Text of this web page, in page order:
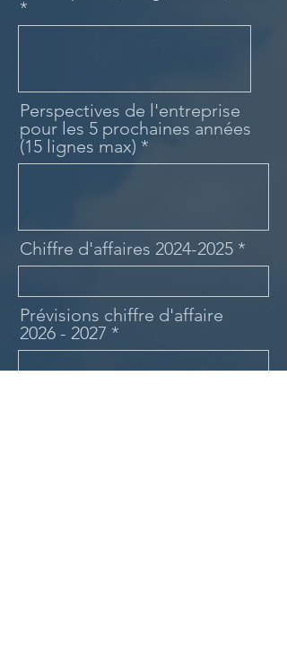
Perspectives de l'entreprise
pour les 5 prochaines années
(15 lignes max)
Chiffre d'affaires 2024-2025
Prévisions chiffre d'affaire
2026 - 2027